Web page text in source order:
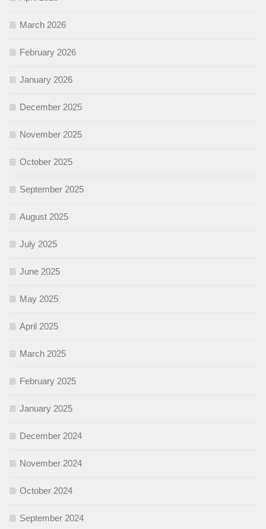
March 2026
February 2026
January 2026
December 2025
November 2025
October 2025
September 2025
August 2025
July 2025
June 2025
May 2025
April 2025
March 2025
February 2025
January 2025
December 2024
November 2024
October 2024
September 2024